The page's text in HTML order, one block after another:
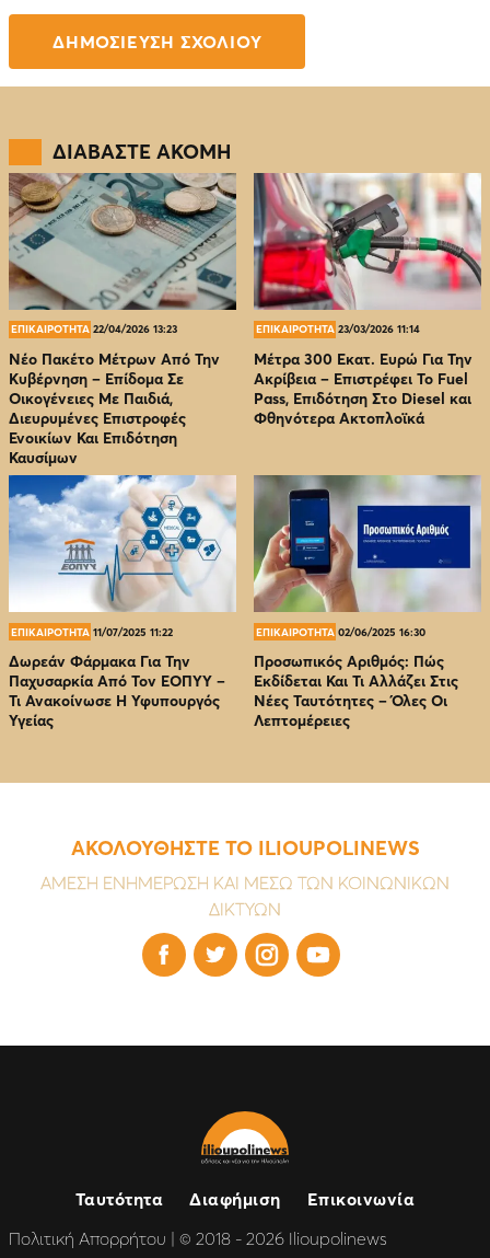
ΔΙΑΒΑΣΤΕ ΑΚΟΜΗ
ΕΠΙΚΑΙΡΟΤΗΤΑ 22/04/2026 13:23
Νέο Πακέτο Μέτρων Από Την
Κυβέρνηση – Επίδομα Σε
Οικογένειες Με Παιδιά,
Διευρυμένες Επιστροφές
Ενοικίων Και Επιδότηση
Καυσίμων
ΕΠΙΚΑΙΡΟΤΗΤΑ 23/03/2026 11:14
Μέτρα 300 Εκατ. Ευρώ Για Την
Ακρίβεια – Επιστρέφει Το Fuel
Pass, Επιδότηση Στο Diesel και
Φθηνότερα Ακτοπλοϊκά
ΕΠΙΚΑΙΡΟΤΗΤΑ 11/07/2025 11:22
Δωρεάν Φάρμακα Για Την
Παχυσαρκία Από Τον EOΠΥΥ –
Τι Ανακοίνωσε Η Υφυπουργός
Υγείας
ΕΠΙΚΑΙΡΟΤΗΤΑ 02/06/2025 16:30
Προσωπικός Αριθμός: Πώς
Εκδίδεται Και Τι Αλλάζει Στις
Νέες Ταυτότητες – Όλες Οι
Λεπτομέρειες
ΑΚΟΛΟΥΘΗΣΤΕ ΤΟ ILIOUPOLINEWS
ΑΜΕΣΗ ΕΝΗΜΕΡΩΣΗ ΚΑΙ ΜΕΣΩ ΤΩΝ ΚΟΙΝΩΝΙΚΩΝ
ΔΙΚΤΥΩΝ
   
Ταυτότητα Διαφήμιση
Επικοινωνία
Πολιτική Απορρήτου | © 2018 - 2026 Ilioupolinews